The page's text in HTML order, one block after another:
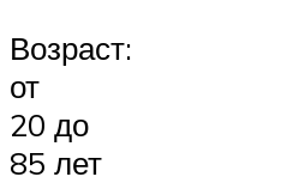
Возраст:
от
20 до
85 лет